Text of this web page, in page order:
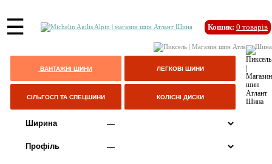
☰ Кошик: 0 товарів
ВАНТАЖНІ ШИНИ ЛЕГКОВІ ШИНИ
СІЛЬГОСП ТА СПЕЦШИНИ КОЛІСНІ ДИСКИ
Ширина
Профіль